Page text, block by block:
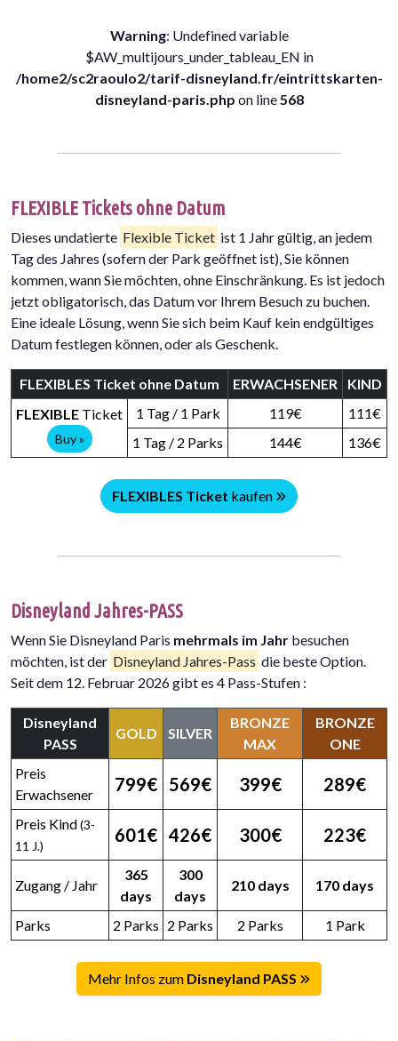
Warning: Undefined variable
$AW_multijours_under_tableau_EN in
/home2/sc2raoulo2/tarif-disneyland.fr/eintrittskarten-
disneyland-paris.php on line568
FLEXIBLE Tickets ohne Datum
Dieses undatierte Flexible Ticket ist 1 Jahr gültig, an jedem
Tag des Jahres (sofern der Park geöffnet ist), Sie können
kommen, wann Sie möchten, ohne Einschränkung. Es ist jedoch
jetzt obligatorisch, das Datum vor Ihrem Besuch zu buchen.
Eine ideale Lösung, wenn Sie sich beim Kauf kein endgültiges
Datum festlegen können, oder als Geschenk.
FLEXIBLES Ticket ohne Datum ERWACHSENER
KIND
FLEXIBLE Ticket
Buy »
1 Tag / 1 Park 119€
111€
1 Tag / 2 Parks
144€ 136€
FLEXIBLES Ticket kaufen
Disneyland Jahres-PASS
Wenn Sie Disneyland Paris mehrmals im Jahr besuchen
möchten, ist der Disneyland Jahres-Pass die beste Option.
Seit dem 12. Februar 2026 gibt es 4 Pass-Stufen :
Disneyland
PASS
GOLD SILVER
BRONZE
MAX
BRONZE
ONE
Preis
Erwachsener
799€ 569€ 399€ 289€
Preis Kind(3-
11 J.)
601€ 426€ 300€ 223€
Zugang / Jahr
365
days
300
days
210 days 170 days
Parks 2 Parks 2 Parks 2 Parks 1 Park
Mehr Infos zum Disneyland PASS